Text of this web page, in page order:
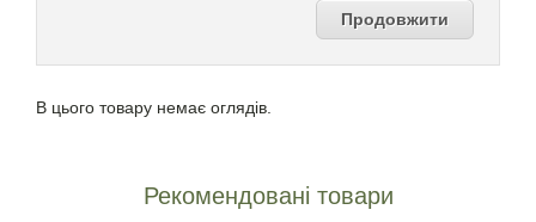
Продовжити
В цього товару немає оглядів.
Рекомендовані товари